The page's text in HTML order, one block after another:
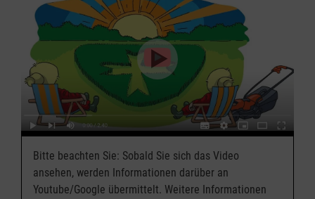
Bitte beachten Sie: Sobald Sie sich das Video
ansehen, werden Informationen darüber an
Youtube/Google übermittelt. Weitere Informationen